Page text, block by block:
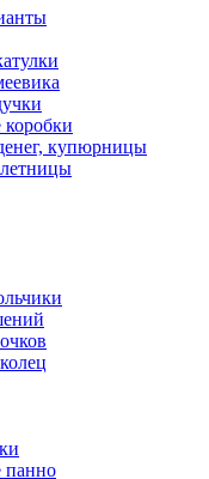
купюрницы
панно